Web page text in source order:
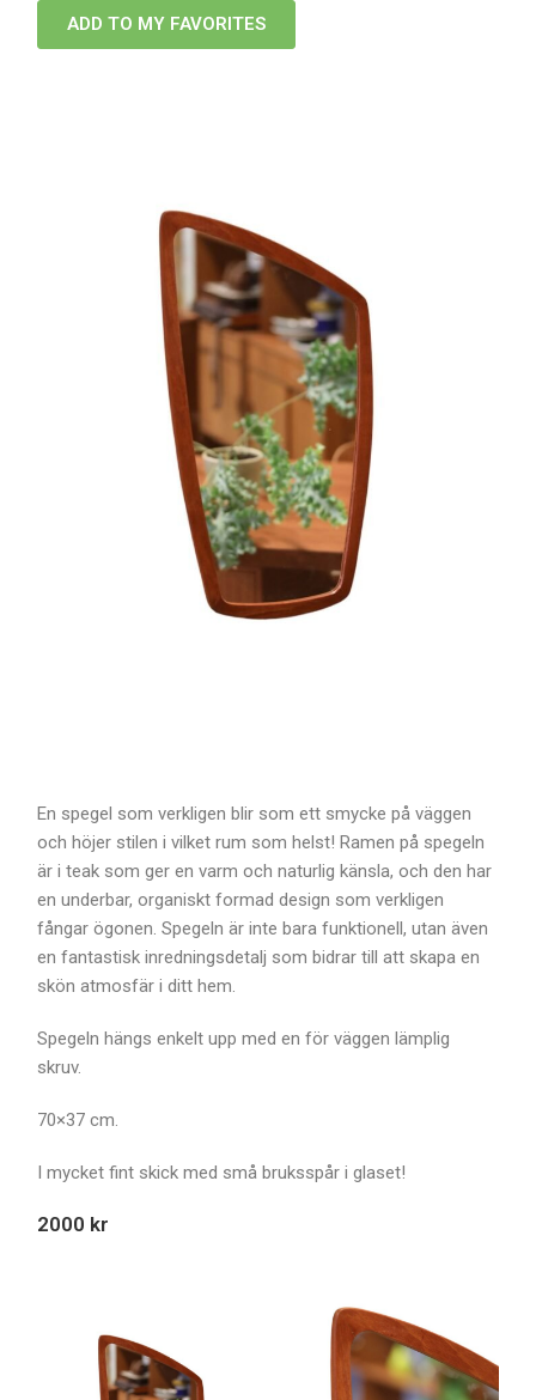
ADD TO MY FAVORITES
En spegel som verkligen blir som ett smycke på väggen
och höjer stilen i vilket rum som helst! Ramen på spegeln
är i teak som ger en varm och naturlig känsla, och den har
en underbar, organiskt formad design som verkligen
fångar ögonen. Spegeln är inte bara funktionell, utan även
en fantastisk inredningsdetalj som bidrar till att skapa en
skön atmosfär i ditt hem.
Spegeln hängs enkelt upp med en för väggen lämplig
skruv.
70×37 cm.
I mycket fint skick med små bruksspår i glaset!
2000 kr